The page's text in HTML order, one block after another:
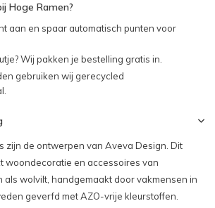
Hoge Ramen?
aan en spaar automatisch punten voor
Wij pakken je bestelling gratis in.
gebruiken wij gerecycled
zijn de ontwerpen van Aveva Design. Dit
woondecoratie en accessoires van
als wolvilt, handgemaakt door vakmensen in
geverfd met AZO-vrije kleurstoffen.